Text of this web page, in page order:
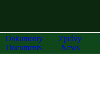
Dokumenty
Documents
Zprávy
News